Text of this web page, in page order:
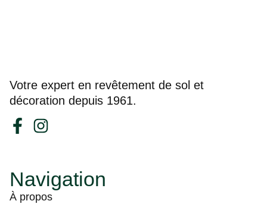
Votre expert en revêtement de sol et
décoration depuis 1961.
Navigation
À propos